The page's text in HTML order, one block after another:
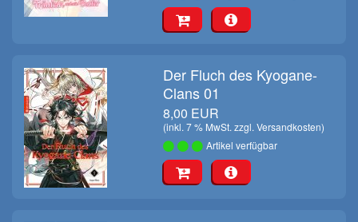
Der Fluch des Kyogane-
Clans 01
8,00 EUR
(inkl. 7 % MwSt. zzgl.Versandkosten)
Artikel verfügbar